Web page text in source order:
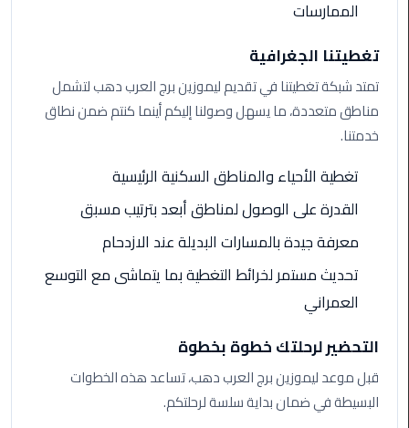
مطروح
تاكسي
اسكندريه
ليموزين
والإسكندرية
ليموزين
من
الاسكندرية
الممارسات
تغطيتنا الجغرافية
تمتد شبكة تغطيتنا في تقديم ليموزين برج العرب دهب لتشمل
مناطق متعددة، ما يسهل وصولنا إليكم أينما كنتم ضمن نطاق
خدمتنا.
تغطية الأحياء والمناطق السكنية الرئيسية
القدرة على الوصول لمناطق أبعد بترتيب مسبق
معرفة جيدة بالمسارات البديلة عند الازدحام
تحديث مستمر لخرائط التغطية بما يتماشى مع التوسع
العمراني
التحضير لرحلتك خطوة بخطوة
قبل موعد ليموزين برج العرب دهب، تساعد هذه الخطوات
البسيطة في ضمان بداية سلسة لرحلتكم.